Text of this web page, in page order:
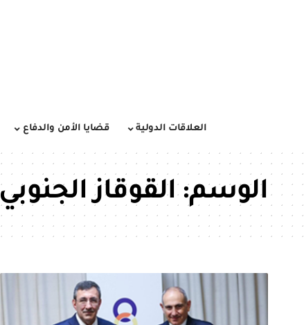
العلاقات الدولية قضايا الأمن والدفاع
الوسم:القوقاز الجنوبي